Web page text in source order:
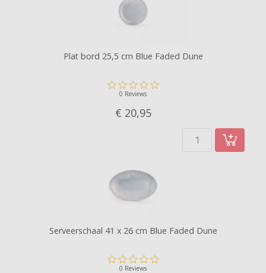
Plat bord 25,5 cm Blue Faded Dune
0 Reviews
€ 20,95
Serveerschaal 41 x 26 cm Blue Faded Dune
0 Reviews